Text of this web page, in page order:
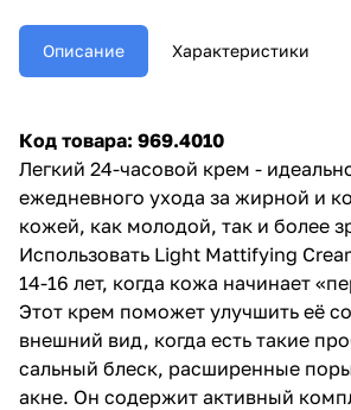
«перестраиваться». Этот крем
поможет улучшить её
состояние и внешний вид, когда
поры комедоны, акне. Он
содержит активный комплекс
Equal Refining, сужающий поры,
экстракт алоэ вера с
успокаивающими и
противовоспалительными
свойствами, а также кремнезем,
обеспечивающий надолго
матирующий эффект.
Описание Характеристики
Код товара: 969.4010
Легкий 24-часовой крем -
ежедневного ухода за жирной и
кожей, как молодой, так и более
Использовать Light Mattifying
14-16 лет, когда кожа начинает
Этот крем поможет улучшить её
внешний вид, когда есть такие
сальный блеск, расширенные
акне. Он содержит активный